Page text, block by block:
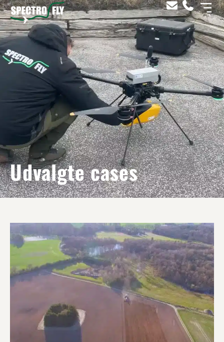
Udvalgte cases